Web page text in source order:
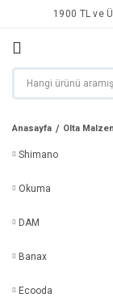
1900 TL ve
Anasayfa Olta
Shimano
Okuma
DAM
Banax
Ecooda